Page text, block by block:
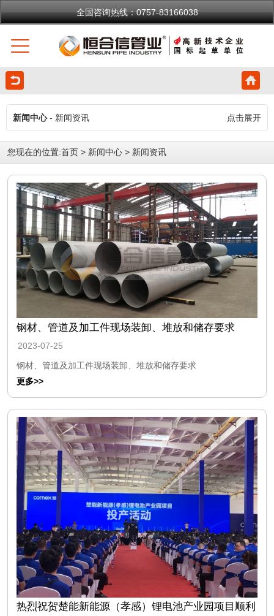
全国咨询热线：0757-83166038
新闻中心- 新闻资讯 点击展开
您现在的位置:首页 > 新闻中心 > 新闻资讯
钢材、管道及加工件现场装卸、堆放和储存要求
2023-07-25
钢材、管道及加工件现场装卸、堆放和储存要求
更多>>
热烈祝贺楚能新能源（孝感）锂电池产业园项目顺利